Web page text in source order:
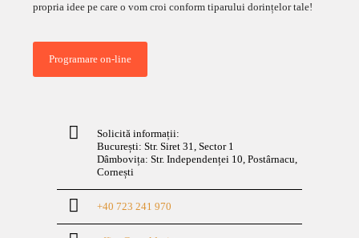
propria idee pe care o vom croi conform tiparului dorințelor tale!
Programare on-line
Solicită informații:
București: Str. Siret 31, Sector 1
Dâmbovița: Str. Independenței 10, Postârnacu,
Cornești
+40 723 241 970